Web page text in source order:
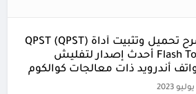
شرح تحميل وتثبيت أداة (QPST (QPST
Flash Tool أحدث إصدار لتفليش
أندرويد ذات معالجات كوالكوم